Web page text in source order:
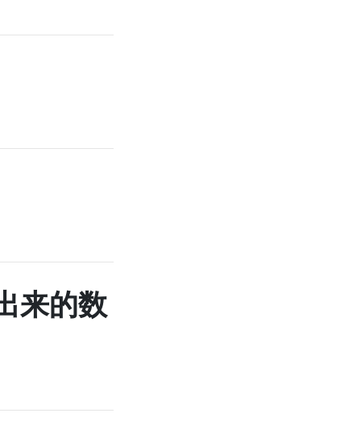
来的数